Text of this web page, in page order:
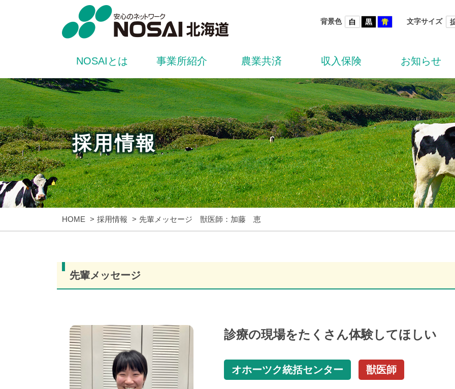
背景色 白 黒 青 文字サイズ
NOSAIとは 事業所紹介 農業共済 収入保険 お知らせ
採用情報
HOME 採用情報 先輩メッセージ 獣医師：加藤 恵
先輩メッセージ
診療の現場をたくさん体験してほしい
オホーツク統括センター 獣医師